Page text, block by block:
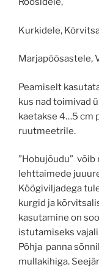
Kurkidele,
Marjapõõsastele,
Peamiselt
kus nad toimivad
kaetakse 4…5 cm
ruutmeetrile.
”Hobujõudu”
lehttaimede
Köögiviljadega
kurgid ja
kasutamine on
istutamiseks
Põhja panna
mullakihiga.